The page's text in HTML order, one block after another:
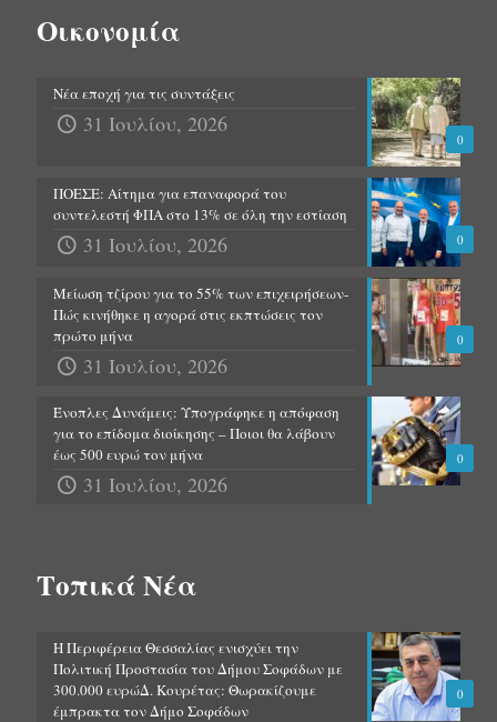
Οικονομία
0
Νέα εποχή για τις συντάξεις
31 Ιουλίου, 2026
0
ΠΟΕΣΕ: Αίτημα για επαναφορά του
συντελεστή ΦΠΑ στο 13% σε όλη την εστίαση
31 Ιουλίου, 2026
0
Μείωση τζίρου για το 55% των επιχειρήσεων-
Πώς κινήθηκε η αγορά στις εκπτώσεις τον
πρώτο μήνα
31 Ιουλίου, 2026
0
Ένοπλες Δυνάμεις: Υπογράφηκε η απόφαση
για το επίδομα διοίκησης – Ποιοι θα λάβουν
έως 500 ευρώ τον μήνα
31 Ιουλίου, 2026
Τοπικά Νέα
0
Η Περιφέρεια Θεσσαλίας ενισχύει την
Πολιτική Προστασία του Δήμου Σοφάδων με
300.000 ευρώΔ. Κουρέτας: Θωρακίζουμε
έμπρακτα τον Δήμο Σοφάδων